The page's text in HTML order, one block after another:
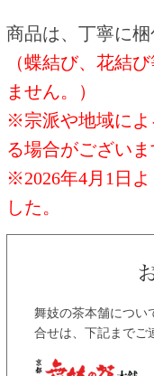
商品は、丁寧に梱
（蝶結び、花結
ません。）
※宗派や地域によ
る場合がございま
※2026年4月1日
した。
舞妓の茶本舗につい
合せは、下記までご